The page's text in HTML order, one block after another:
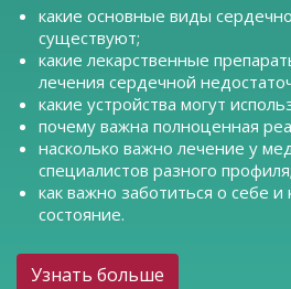
какие основные виды
существуют;
какие лекарственные
лечения сердечной
какие устройства могут
почему важна полноценная
насколько важно лечение у
специалистов разного профиля;
как важно заботиться о себе и
состояние.
Узнать больше